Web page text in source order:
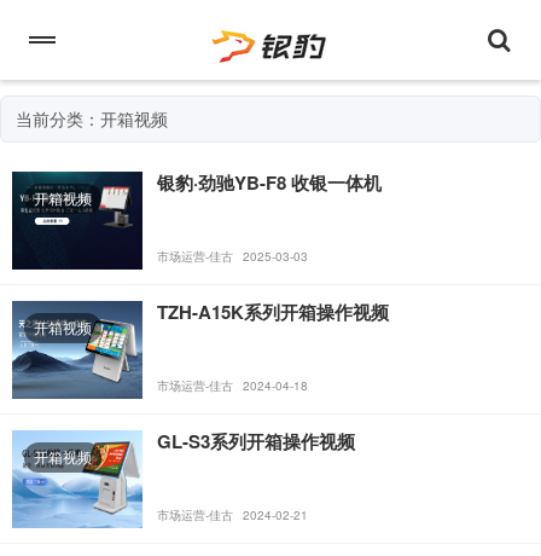
当前分类：开箱视频
开箱视频
银豹·劲驰YB-F8 收银一体机
市场运营-佳古 2025-03-03
开箱视频
TZH-A15K系列开箱操作视频
市场运营-佳古 2024-04-18
开箱视频
GL-S3系列开箱操作视频
市场运营-佳古 2024-02-21